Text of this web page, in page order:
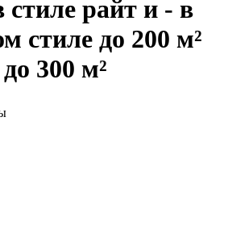
стиле райт и - в
стиле до 200 м²
300 м²